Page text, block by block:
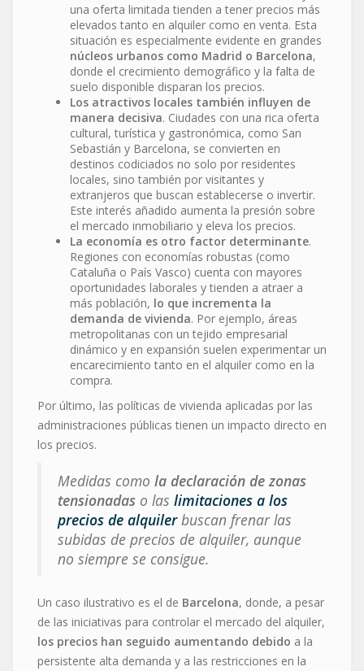
una oferta limitada tienden a tener precios más
elevados tanto en alquiler como en venta. Esta
situación es especialmente evidente en grandes
núcleos urbanos como Madrid o Barcelona,
donde el crecimiento demográfico y la falta de
suelo disponible disparan los precios.
Los atractivos locales también influyen de
manera decisiva. Ciudades con una rica oferta
cultural, turística y gastronómica, como San
Sebastián y Barcelona, se convierten en
destinos codiciados no solo por residentes
locales, sino también por visitantes y
extranjeros que buscan establecerse o invertir.
Este interés añadido aumenta la presión sobre
el mercado inmobiliario y eleva los precios.
La economía es otro factor determinante.
Regiones con economías robustas (como
Cataluña o País Vasco) cuenta con mayores
oportunidades laborales y tienden a atraer a
más población, lo que incrementa la
demanda de vivienda. Por ejemplo, áreas
metropolitanas con un tejido empresarial
dinámico y en expansión suelen experimentar un
encarecimiento tanto en el alquiler como en la
compra.
Por último, las políticas de vivienda aplicadas por las
administraciones públicas tienen un impacto directo en
los precios.
Medidas como la declaración de zonas
tensionadas o las limitaciones a los
precios de alquilerbuscan frenar las
subidas de precios de alquiler, aunque
no siempre se consigue.
Un caso ilustrativo es el de Barcelona, donde, a pesar
de las iniciativas para controlar el mercado del alquiler,
los precios han seguido aumentando debido a la
persistente alta demanda y a las restricciones en la